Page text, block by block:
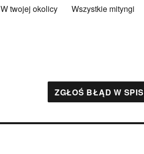
W twojej okolicy Wszystkie mityngi
ZGŁOŚ BŁĄD W